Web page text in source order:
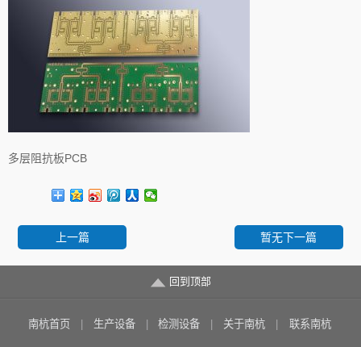
多层阻抗板PCB
暂无下一篇
上一篇
回到顶部
南杭首页 生产设备 检测设备 关于南杭 联系南杭